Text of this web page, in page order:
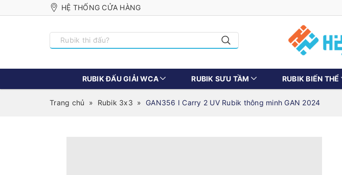
HỆ THỐNG CỬA HÀNG
RUBIK ĐẤU GIẢI WCA RUBIK SƯU TẦM RUBIK BIẾN THỂ
Trang chủ » Rubik 3x3 » GAN356 I Carry 2 UV Rubik thông minh GAN 2024